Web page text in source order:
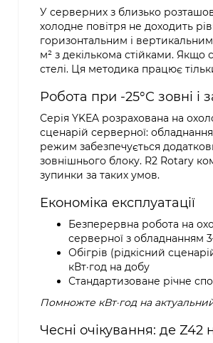
У серверних з близько
холодне повітря не доходить
горизонтальним і
м² з декількома стійками. Якщо
стелі. Ця методика працює
Робота при -25°C зовні і
Серія YKEA розрахована на
сценарій серверної:
режим забезпечується
зовнішнього блоку. R2 Rotary
зупинки за таких умов.
Економіка експлуатації
Безперервна робота на
серверної з обладнанням
Обігрів (рідкісний
кВт·год на добу
Стандартизоване річне
Помножте кВт·год на
Чесні очікування: де Z42